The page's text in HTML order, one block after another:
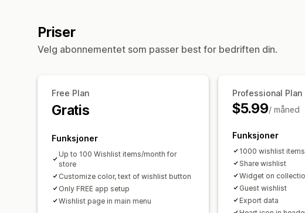
Priser
Velg abonnementet som passer best for bedriften din.
Free Plan
Gratis
Funksjoner
Up to 100 Wishlist items/month for
store
Customize color, text of wishlist button
Only FREE app setup
Wishlist page in main menu
Professional Plan
$5.99/ måned
Funksjoner
1000 wishlist
Share wishlist
Widget on
Guest wishlist
Export data